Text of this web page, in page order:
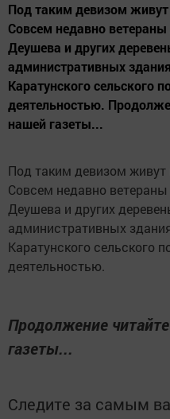
Под таким девизом
Совсем недавно
Деушева и других
административных
Каратунского сельского
деятельностью.
нашей газеты...
Под таким девизом
Совсем недавно
Деушева и других
административных
Каратунского сельского
деятельностью.
Продолжение
газеты...
Следите за самым